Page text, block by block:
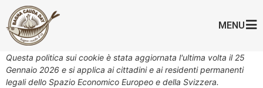
MENU
Questa politica sui cookie è stata aggiornata l'ultima volta il 25
Gennaio 2026 e si applica ai cittadini e ai residenti permanenti
legali dello Spazio Economico Europeo e della Svizzera.